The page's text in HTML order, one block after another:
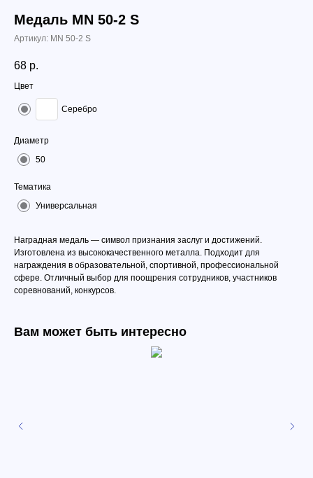
Медаль МN 50-2 S
Артикул: МN 50-2 S
68 р.
Цвет
Серебро
Диаметр
50
Тематика
Универсальная
Наградная медаль — символ признания заслуг и достижений.
Изготовлена из высококачественного металла. Подходит для
награждения в образовательной, спортивной, профессиональной
сфере. Отличный выбор для поощрения сотрудников, участников
соревнований, конкурсов.
Вам может быть интересно